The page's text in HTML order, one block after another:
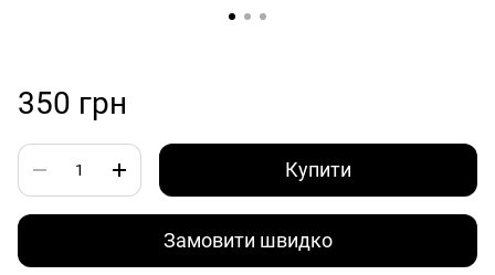
350 грн
Купити
Замовити швидко